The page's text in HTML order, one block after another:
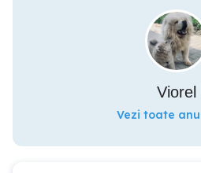
Viorel
Vezi toate